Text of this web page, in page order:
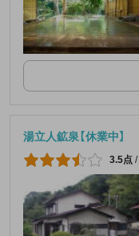
湯立人鉱泉【休業中】
3.5点 /